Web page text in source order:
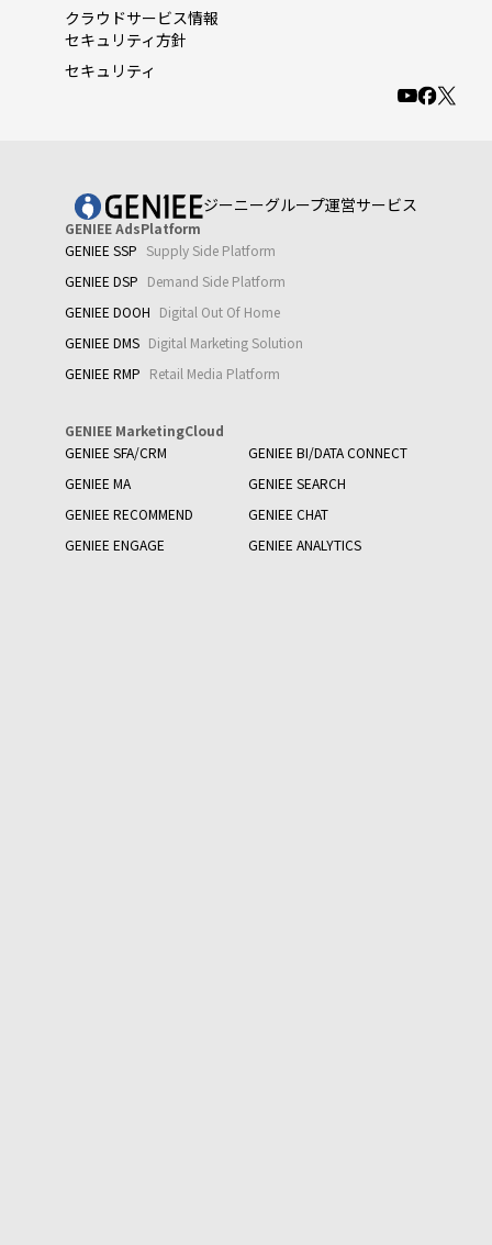
クラウドサービス情報
セキュリティ方針
セキュリティ
ジーニーグループ運営サービス
GENIEE AdsPlatform
GENIEE SSP Supply Side Platform
GENIEE DSP Demand Side Platform
GENIEE DOOH Digital Out Of Home
GENIEE DMS Digital Marketing Solution
GENIEE RMP Retail Media Platform
GENIEE MarketingCloud
GENIEE SFA/CRM
GENIEE BI/DATA CONNECT
GENIEE MA
GENIEE SEARCH
GENIEE RECOMMEND
GENIEE CHAT
GENIEE ENGAGE
GENIEE ANALYTICS